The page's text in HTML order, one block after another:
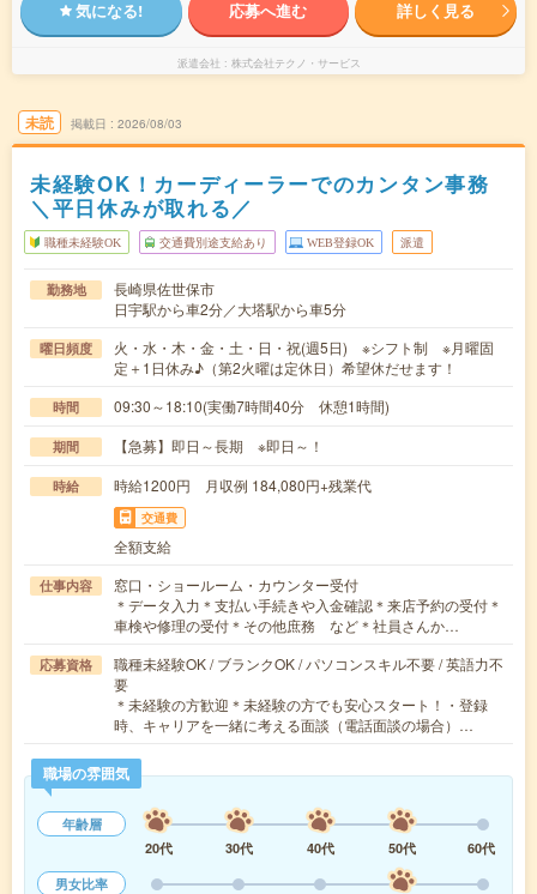
気になる! 応募へ進む 詳しく見る
派遣会社 株式会社テクノ・サービス
未読 掲載日 2026/08/03
未経験OK！カーディーラーでのカンタン事務
＼平日休みが取れる／
職種未経験OK 交通費別途支給あり WEB登録OK 派遣
勤務地
長崎県佐世保市
日宇駅から車2分／大塔駅から車5分
曜日頻度
火・水・木・金・土・日・祝(週5日) ※シフト制 ※月曜固
定＋1日休み♪（第2火曜は定休日）希望休だせます！
時間 09:30～18:10(実働7時間40分 休憩1時間)
期間 【急募】即日～長期 ※即日～！
時給 時給1200円 月収例 184,080円+残業代
交通費
全額支給
仕事内容
窓口・ショールーム・カウンター受付
＊データ入力＊支払い手続きや入金確認＊来店予約の受付＊
車検や修理の受付＊その他庶務 など＊社員さんか…
応募資格
職種未経験OK / ブランクOK / パソコンスキル不要 / 英語力不
要
＊未経験の方歓迎＊未経験の方でも安心スタート！・登録
時、キャリアを一緒に考える面談（電話面談の場合）…
職場の雰囲気
年齢層
20代
30代 40代 50代
60代
男女比率